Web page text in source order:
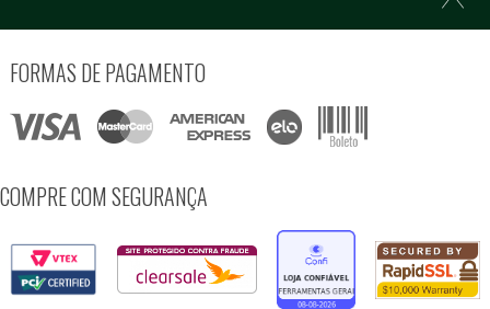
FORMAS DE PAGAMENTO
COMPRE COM SEGURANÇA